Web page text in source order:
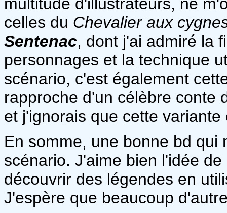
celles du Chevalier aux
Sentenac, dont j'ai admiré la
personnages et la technique
scénario, c'est également
rapproche d'un célèbre conte
et j'ignorais que cette variante
En somme, une bonne bd qui
scénario. J'aime bien l'idée
découvrir des légendes en
J'espère que beaucoup